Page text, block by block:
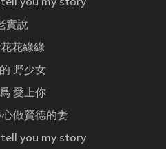
you my story
實說
花綠綠
野少女
愛上你
做賢德的妻
you my story